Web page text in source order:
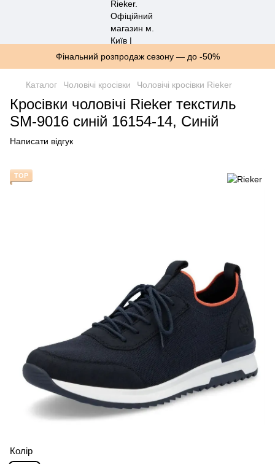
Фінальний розпродаж сезону — до -50%
Каталог Чоловічі кросівки Чоловічі кросівки Rieker
Кросівки чоловічі Rieker текстиль
SM-9016 синій 16154-14, Синій
Написати відгук
TOP
Колір